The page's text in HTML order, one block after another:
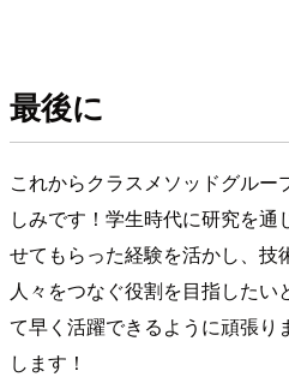
最後に
これからクラスメソッドグル
しみです！学生時代に研究を
せてもらった経験を活かし、技
人々をつなぐ役割を目指したい
て早く活躍できるように頑張り
します！